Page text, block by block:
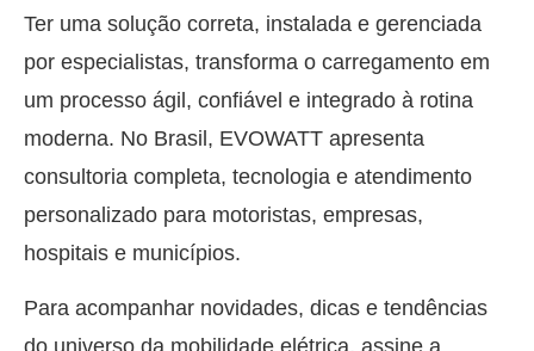
Ter uma solução correta, instalada e gerenciada
por especialistas, transforma o carregamento em
um processo ágil, confiável e integrado à rotina
moderna. No Brasil, EVOWATT apresenta
consultoria completa, tecnologia e atendimento
personalizado para motoristas, empresas,
hospitais e municípios.
Para acompanhar novidades, dicas e tendências
do universo da mobilidade elétrica, assine a